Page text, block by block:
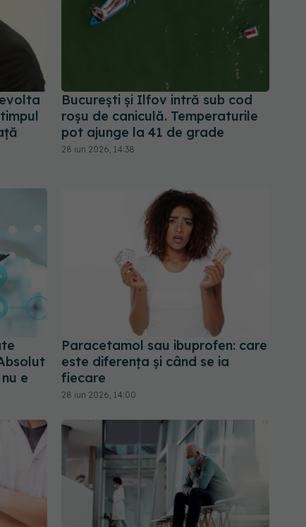
București și Ilfov intră sub cod
roșu de caniculă. Temperaturile
pot ajunge la 41 de grade
28 iun 2026, 14:38
e
Paracetamol sau ibuprofen: care
este diferența și când se ia
fiecare
28 iun 2026, 14:00